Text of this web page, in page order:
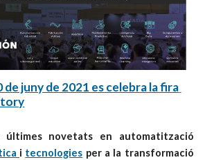
de juny de 2021 es celebra la fira
últimes novetats en automatització
i tecnologies per a la transformació